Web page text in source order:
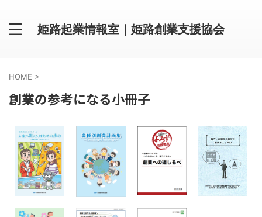
姫路起業情報室｜姫路創業支援協会
HOME >
創業の参考になる小冊子